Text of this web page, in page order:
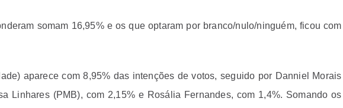
somam 16,95% e os que optaram por branco/nulo/ninguém, ficou com
aparece com 8,95% das intenções de votos, seguido por Danniel Morais
Linhares (PMB), com 2,15% e Rosália Fernandes, com 1,4%. Somando os